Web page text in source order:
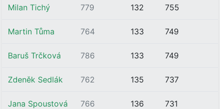
Milan Tichý 779 132 755
Martin Tůma 764 133 749
Baruš Trčková 786 133 749
Zdeněk Sedlák 762 135 737
Jana Spoustová 766 136 731